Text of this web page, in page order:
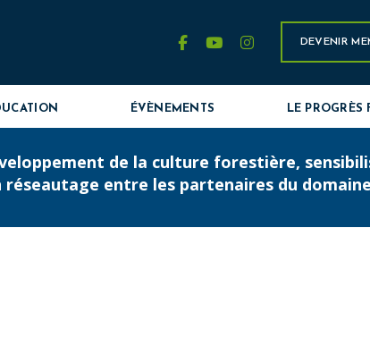
facebook
youtubeinstagramDEVENIR
ÉVÈNEMENTS LE PROGRÈS
de la culture forestière,
entre les partenaires du